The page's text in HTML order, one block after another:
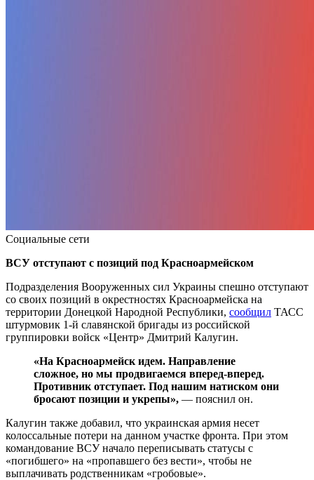
Социальные сети
ВСУ отступают с позиций под Красноармейском
Подразделения Вооруженных сил Украины спешно отступают
со своих позиций в окрестностях Красноармейска на
территории Донецкой Народной Республики, сообщил ТАСС
штурмовик 1-й славянской бригады из российской
группировки войск «Центр» Дмитрий Калугин.
«На Красноармейск идем. Направление
сложное, но мы продвигаемся вперед-вперед.
Противник отступает. Под нашим натиском они
бросают позиции и укрепы», — пояснил он.
Калугин также добавил, что украинская армия несет
колоссальные потери на данном участке фронта. При этом
командование ВСУ начало переписывать статусы с
«погибшего» на «пропавшего без вести», чтобы не
выплачивать родственникам «гробовые».